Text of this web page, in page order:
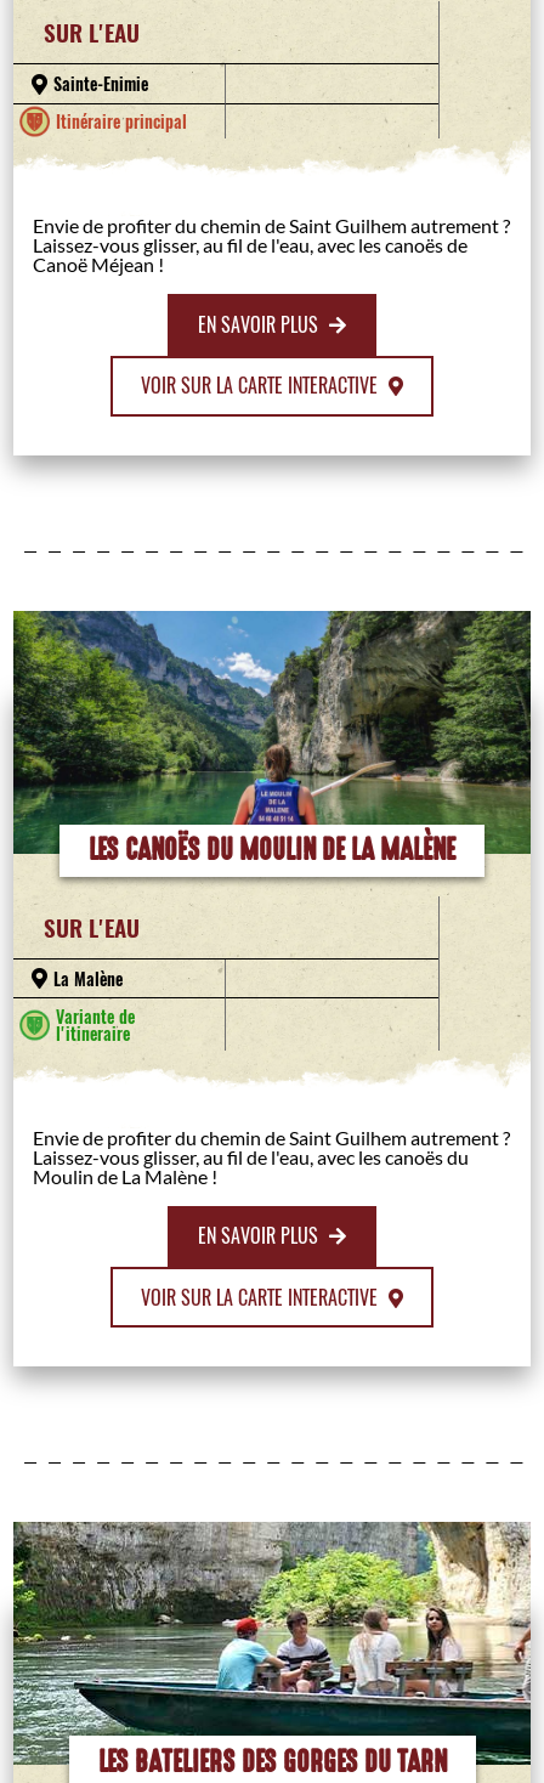
SUR L'EAU
Sainte-Enimie
Itinéraire principal
Envie de profiter du chemin de Saint Guilhem autrement ?
Laissez-vous glisser, au fil de l'eau, avec les canoës de
Canoë Méjean !
EN SAVOIR PLUS
VOIR SUR LA CARTE INTERACTIVE
LES CANOËS DU MOULIN DE LA MALÈNE
SUR L'EAU
La Malène
Variante de
l'itineraire
Envie de profiter du chemin de Saint Guilhem autrement ?
Laissez-vous glisser, au fil de l'eau, avec les canoës du
Moulin de La Malène !
EN SAVOIR PLUS
VOIR SUR LA CARTE INTERACTIVE
LES BATELIERS DES GORGES DU TARN